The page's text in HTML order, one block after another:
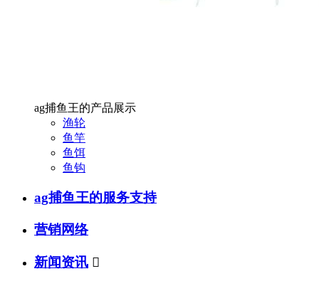
ag捕鱼王的产品展示
渔轮
鱼竿
鱼饵
鱼钩
ag捕鱼王的服务支持
营销网络
新闻资讯 